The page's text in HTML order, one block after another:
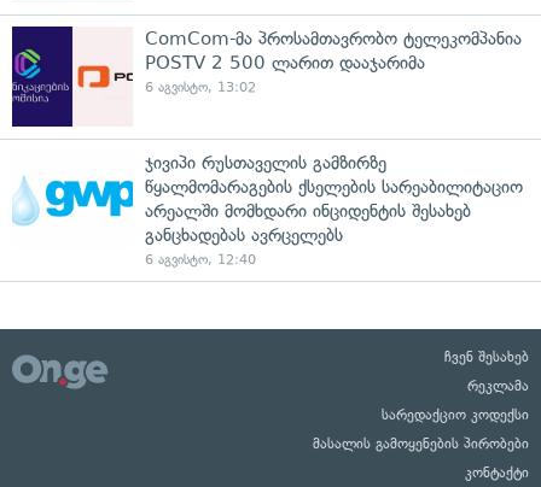
ComCom-მა პროსამთავრობო ტელეკომპანია
POSTV 2 500 ლარით დააჯარიმა
6 აგვისტო, 13:02
ჯივიპი რუსთაველის გამზირზე
წყალმომარაგების ქსელების სარეაბილიტაციო
არეალში მომხდარი ინციდენტის შესახებ
განცხადებას ავრცელებს
6 აგვისტო, 12:40
ჩვენ შესახებ
რეკლამა
სარედაქციო კოდექსი
მასალის გამოყენების პირობები
კონტაქტი